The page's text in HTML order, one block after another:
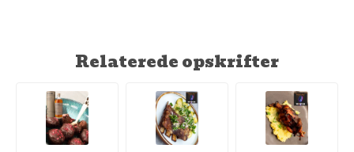
Relaterede opskrifter